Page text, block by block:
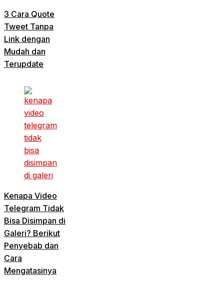
3 Cara Quote
Tweet Tanpa
Link dengan
Mudah dan
Terupdate
Kenapa Video
Telegram Tidak
Bisa Disimpan di
Galeri? Berikut
Penyebab dan
Cara
Mengatasinya